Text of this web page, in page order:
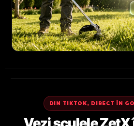
DIN TIKTOK, DIRECT ÎN